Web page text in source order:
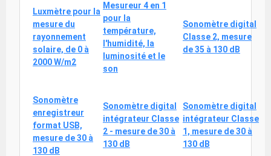
Luxmètre pour la
mesure du
rayonnement
solaire, de 0 à
2000 W/m2
Mesureur 4 en 1
pour la
température,
l'humidité, la
luminosité et le
son
Sonomètre digital
Classe 2, mesure
de 35 à 130 dB
Sonomètre
enregistreur
format USB,
mesure de 30 à
130 dB
Sonomètre digital
intégrateur Classe
2 - mesure de 30 à
130 dB
Sonomètre digital
intégrateur Classe
1, mesure de 30 à
130 dB